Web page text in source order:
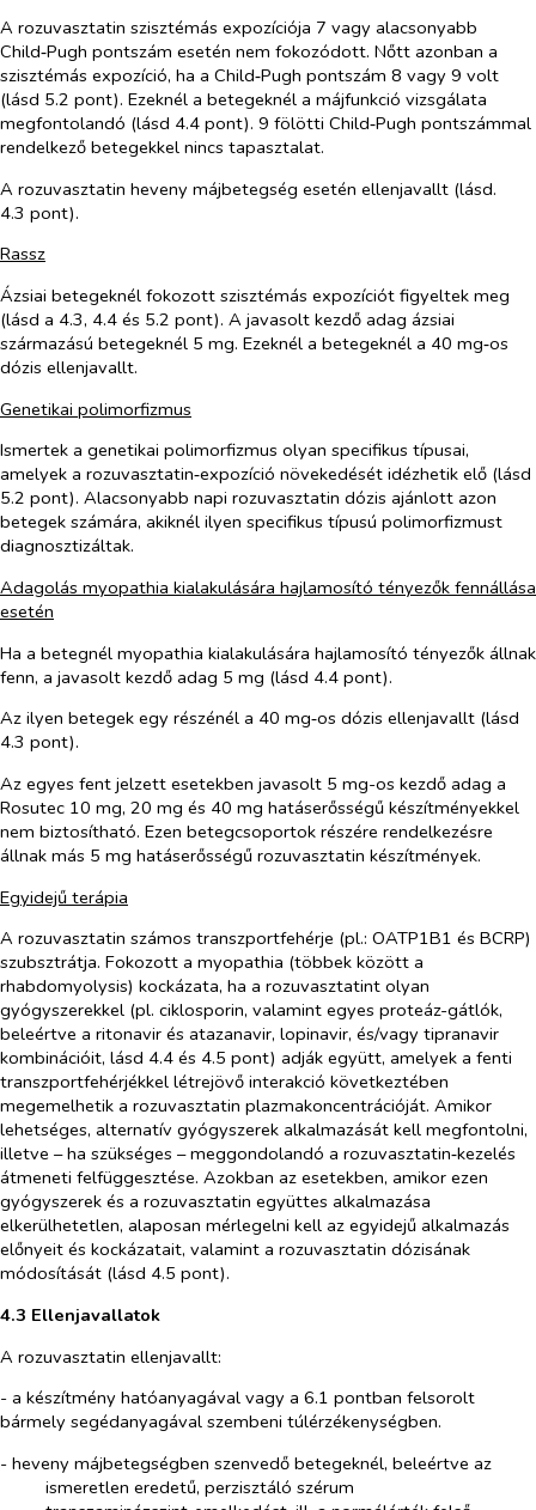
A rozuvasztatin szisztémás expozíciója 7 vagy alacsonyabb
Child‑Pugh pontszám esetén nem fokozódott. Nőtt azonban a
szisztémás expozíció, ha a Child‑Pugh pontszám 8 vagy 9 volt
(lásd 5.2 pont). Ezeknél a betegeknél a májfunkció vizsgálata
megfontolandó (lásd 4.4 pont). 9 fölötti Child‑Pugh pontszámmal
rendelkező betegekkel nincs tapasztalat.
A rozuvasztatin heveny májbetegség esetén ellenjavallt (lásd.
4.3 pont).
Rassz
Ázsiai betegeknél fokozott szisztémás expozíciót figyeltek meg
(lásd a 4.3, 4.4 és 5.2 pont). A javasolt kezdő adag ázsiai
származású betegeknél 5 mg. Ezeknél a betegeknél a 40 mg‑os
dózis ellenjavallt.
Genetikai polimorfizmus
Ismertek a genetikai polimorfizmus olyan specifikus típusai,
amelyek a rozuvasztatin‑expozíció növekedését idézhetik elő (lásd
5.2 pont). Alacsonyabb napi rozuvasztatin dózis ajánlott azon
betegek számára, akiknél ilyen specifikus típusú polimorfizmust
diagnosztizáltak.
Adagolás myopathia kialakulására hajlamosító tényezők fennállása
esetén
Ha a betegnél myopathia kialakulására hajlamosító tényezők állnak
fenn, a javasolt kezdő adag 5 mg (lásd 4.4 pont).
Az ilyen betegek egy részénél a 40 mg‑os dózis ellenjavallt (lásd
4.3 pont).
Az egyes fent jelzett esetekben javasolt 5 mg-os kezdő adag a
Rosutec 10 mg, 20 mg és 40 mg hatáserősségű készítményekkel
nem biztosítható. Ezen betegcsoportok részére rendelkezésre
állnak más 5 mg hatáserősségű rozuvasztatin készítmények.
Egyidejű terápia
A rozuvasztatin számos transzportfehérje (pl.: OATP1B1 és BCRP)
szubsztrátja. Fokozott a myopathia (többek között a
rhabdomyolysis) kockázata, ha a rozuvasztatint olyan
gyógyszerekkel (pl. ciklosporin, valamint egyes proteáz-gátlók,
beleértve a ritonavir és atazanavir, lopinavir, és/vagy tipranavir
kombinációit, lásd 4.4 és 4.5 pont) adják együtt, amelyek a fenti
transzportfehérjékkel létrejövő interakció következtében
megemelhetik a rozuvasztatin plazmakoncentrációját. Amikor
lehetséges, alternatív gyógyszerek alkalmazását kell megfontolni,
illetve – ha szükséges – meggondolandó a rozuvasztatin‑kezelés
átmeneti felfüggesztése. Azokban az esetekben, amikor ezen
gyógyszerek és a rozuvasztatin együttes alkalmazása
elkerülhetetlen, alaposan mérlegelni kell az egyidejű alkalmazás
előnyeit és kockázatait, valamint a rozuvasztatin dózisának
módosítását (lásd 4.5 pont).
4.3 Ellenjavallatok
A rozuvasztatin ellenjavallt:
- a készítmény hatóanyagával vagy a 6.1 pontban felsorolt
bármely segédanyagával szembeni túlérzékenységben.
- heveny májbetegségben szenvedő betegeknél, beleértve az
ismeretlen eredetű, perzisztáló szérum